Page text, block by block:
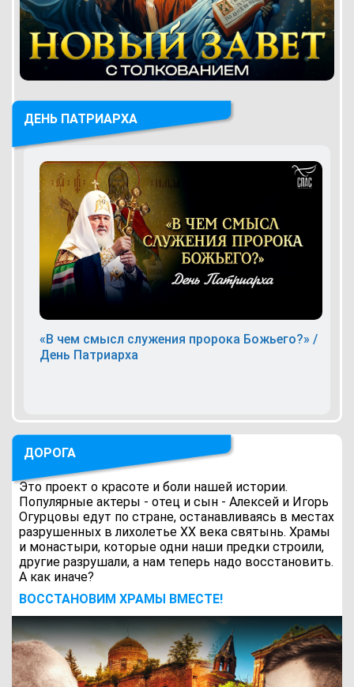
ДЕНЬ ПАТРИАРХА
«В чем смысл служения пророка Божьего?» /
День Патриарха
ДОРОГА
Это проект о красоте и боли нашей истории.
Популярные актеры - отец и сын - Алексей и Игорь
Огурцовы едут по стране, останавливаясь в местах
разрушенных в лихолетье ХХ века святынь. Храмы
и монастыри, которые одни наши предки строили,
другие разрушали, а нам теперь надо восстановить.
А как иначе?
ВОCСТАНОВИМ ХРАМЫ ВМЕСТЕ!